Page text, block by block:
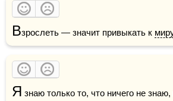
Взрослеть — значит привыкать к миру
Я знаю только то, что ничего не